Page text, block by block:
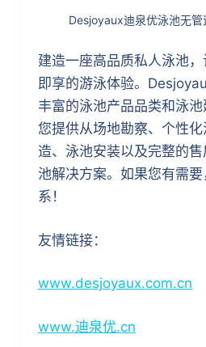
Desjoyaux迪泉优泳池无
建造一座高品质私人泳池
即享的游泳体验。
丰富的泳池产品品类和泳
您提供从场地勘察、个性
造、泳池安装以及完整的
池解决方案。如果您有需
系！
友情链接：
www.desjoyaux.com.cn
www.迪泉优.cn